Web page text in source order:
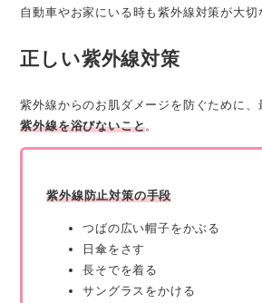
自動車やお家にいる時も紫外線対策が大切
正しい紫外線対策
紫外線からのお肌ダメージを防ぐために、
紫外線を浴びないこと。
紫外線防止対策の手段
つばの広い帽子をかぶる
日傘をさす
長そでを着る
サングラスをかける